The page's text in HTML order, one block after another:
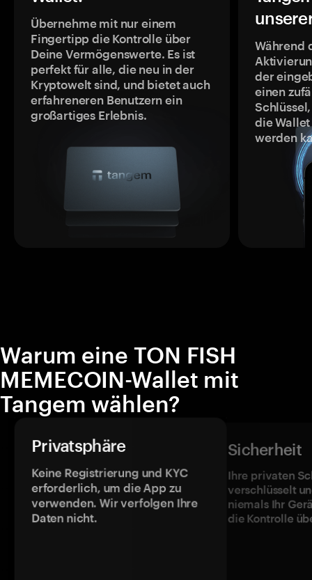
Übernehme mit nur einem
Fingertipp die Kontrolle über
Deine Vermögenswerte. Es ist
perfekt für alle, die neu in der
Kryptowelt sind, und bietet auch
erfahreneren Benutzern ein
großartiges Erlebnis.
Während
der
einen
die
werden
Warum eine TON FISH
MEMECOIN-Wallet mit
Tangem wählen?
Privatsphäre
Keine Registrierung und KYC
erforderlich, um die App zu
verwenden. Wir verfolgen Ihre
Daten nicht.
Sicherheit
Ihre privaten
verschlüsselt
niemals Ihr
die Kontrolle